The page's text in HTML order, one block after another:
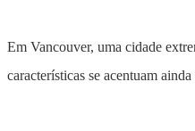
Em Vancouver, uma cidade
características se acentuam ainda